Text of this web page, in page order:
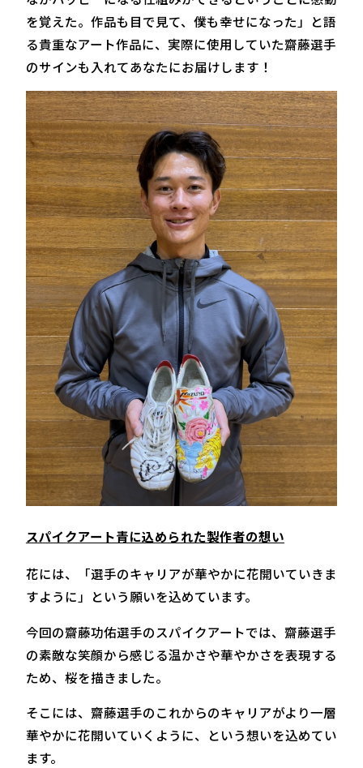
を覚えた。作品も目で見て、僕も幸せになった」と語
る貴重なアート作品に、実際に使用していた齋藤選手
のサインも入れてあなたにお届けします！
スパイクアート青に込められた製作者の想い
花には、「選手のキャリアが華やかに花開いていきま
すように」という願いを込めています。
今回の齋藤功佑選手のスパイクアートでは、齋藤選手
の素敵な笑顔から感じる温かさや華やかさを表現する
ため、桜を描きました。
そこには、齋藤選手のこれからのキャリアがより一層
華やかに花開いていくように、という想いを込めてい
ます。